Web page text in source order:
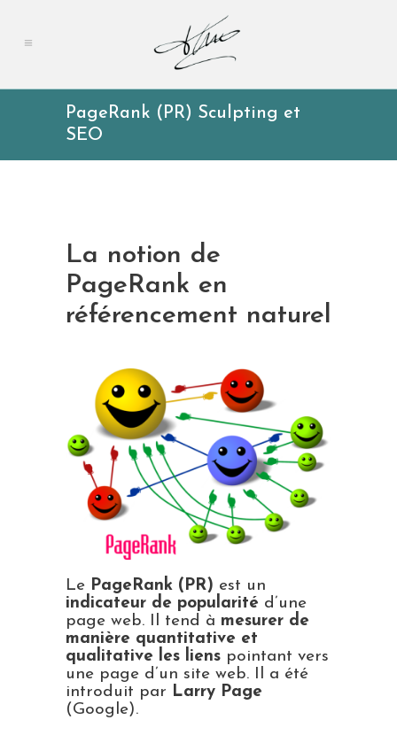
PageRank (PR) Sculpting et
SEO
La notion de
PageRank en
référencement naturel
Le PageRank (PR) est un
indicateur de popularité d’une
page web. Il tend à mesurer de
manière quantitative et
qualitative les liens pointant vers
une page d’un site web. Il a été
introduit par Larry Page
(Google).